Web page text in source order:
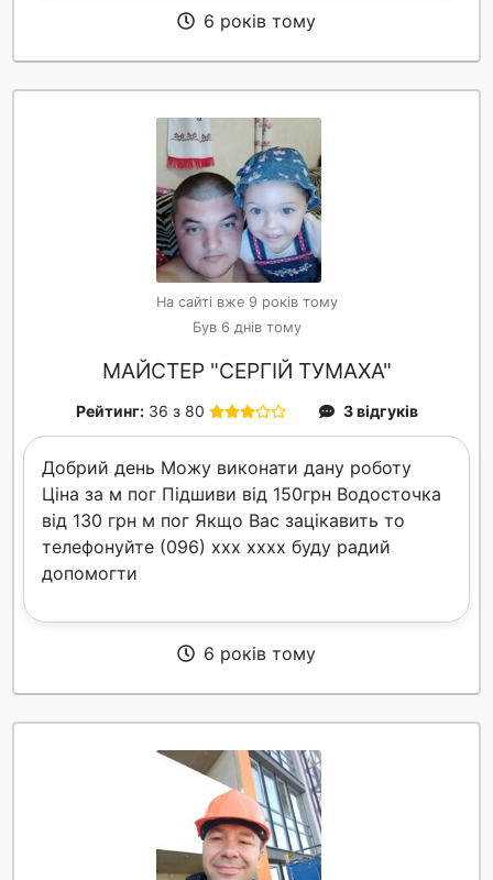
6 років тому
На сайті вже 9 років тому
Був 6 днів тому
МАЙСТЕР "СЕРГІЙ ТУМАХА"
Рейтинг: 36 з 80 3 відгуків
Добрий день Можу виконати дану роботу
Ціна за м пог Підшиви від 150грн Водосточка
від 130 грн м пог Якщо Вас зацікавить то
телефонуйте (096) xxx xxxx буду радий
допомогти
6 років тому